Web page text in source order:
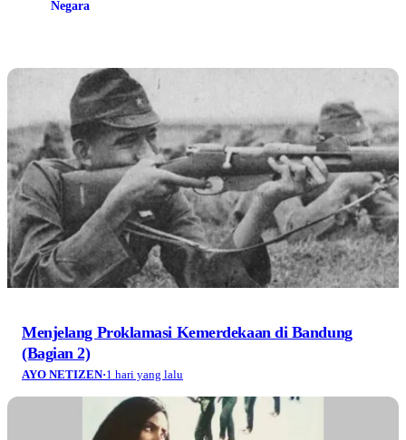
Negara
Menjelang Proklamasi Kemerdekaan di Bandung
(Bagian 2)
AYO NETIZEN·1 hari yang lalu